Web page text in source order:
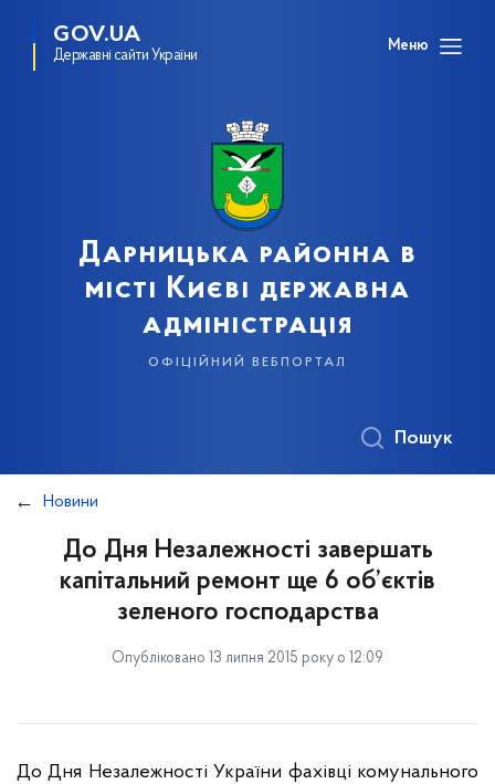
GOV.UA
Державні сайти України
Меню
Дарницька районна в
місті Києві державна
адміністрація
офіційний вебпортал
Пошук
Новини
До Дня Незалежності завершать
капітальний ремонт ще 6 об’єктів
зеленого господарства
Опубліковано 13 липня 2015 року о 12:09
До Дня Незалежності України фахівці комунального